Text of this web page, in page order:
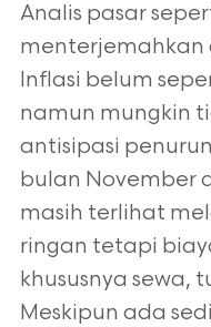
Analis pasar
menterjemahkan
Inflasi belum
namun mungkin
antisipasi
bulan November
masih terlihat
ringan tetapi
khususnya sewa,
Meskipun ada